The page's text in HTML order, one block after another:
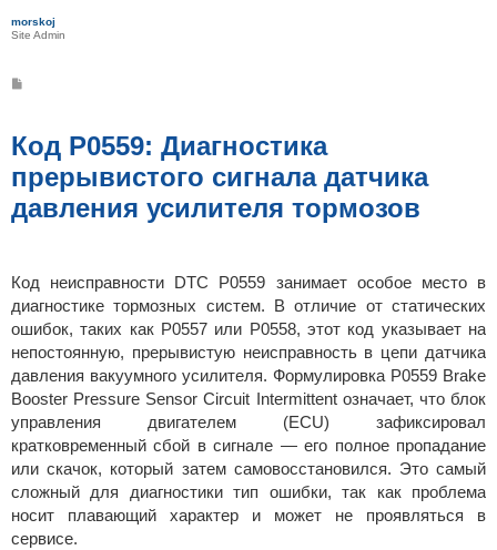
morskoj
Site Admin
щ
е
и
е
Код P0559: Диагностика
прерывистого сигнала датчика
давления усилителя тормозов
Код неисправности DTC P0559 занимает особое место в
диагностике тормозных систем. В отличие от статических
ошибок, таких как P0557 или P0558, этот код указывает на
непостоянную, прерывистую неисправность в цепи датчика
давления вакуумного усилителя. Формулировка P0559 Brake
Booster Pressure Sensor Circuit Intermittent означает, что блок
управления двигателем (ECU) зафиксировал
кратковременный сбой в сигнале — его полное пропадание
или скачок, который затем самовосстановился. Это самый
сложный для диагностики тип ошибки, так как проблема
носит плавающий характер и может не проявляться в
сервисе.